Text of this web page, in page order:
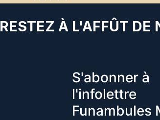
RESTEZ À L'AFFÛT DE
S'abonner à
l'infolettre
Funambules